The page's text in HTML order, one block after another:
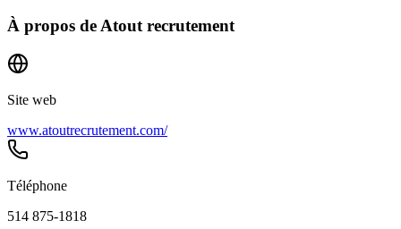
À propos de Atout recrutement
Site web
www.atoutrecrutement.com/
Téléphone
514 875-1818